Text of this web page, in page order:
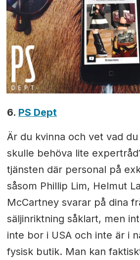
6. PS Dept
Är du kvinna och vet vad
skulle behöva lite
tjänsten där personal på
såsom Phillip Lim, Helmut
McCartney svarar på dina
säljinriktning såklart, men
inte bor i USA och inte är i
fysisk butik. Man kan